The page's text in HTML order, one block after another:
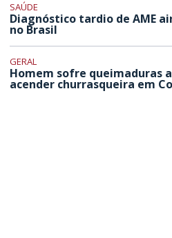
SAÚDE
Diagnóstico tardio de AME
no Brasil
GERAL
Homem sofre queimaduras
acender churrasqueira em